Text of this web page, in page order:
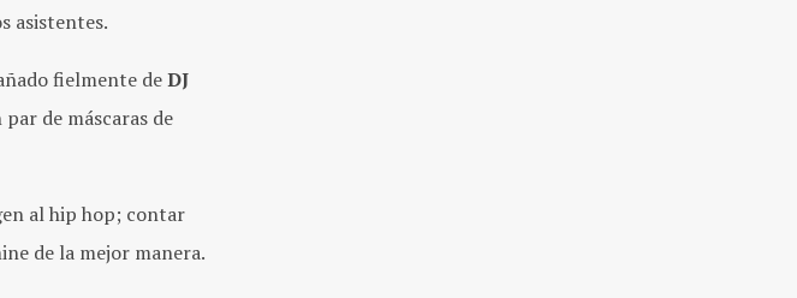
asistentes.
fielmente deDJ
de máscaras de
al hip hop; contar
de la mejor manera.